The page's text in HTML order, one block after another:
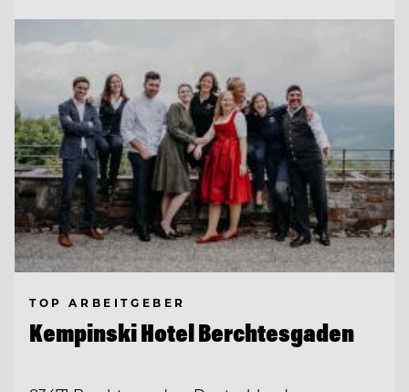
TOP ARBEITGEBER
Kempinski Hotel Berchtesgaden